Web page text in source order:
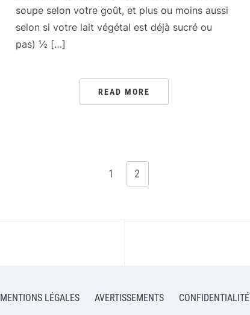
soupe selon votre goût, et plus ou moins aussi
selon si votre lait végétal est déjà sucré ou
pas) ½ […]
READ MORE
1 2
MENTIONS LÉGALES AVERTISSEMENTS CONFIDENTIALITÉ